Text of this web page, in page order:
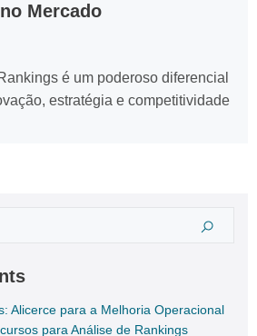
Mercado
é um poderoso diferencial
estratégia e competitividade
Alicerce para a Melhoria Operacional
para Análise de Rankings